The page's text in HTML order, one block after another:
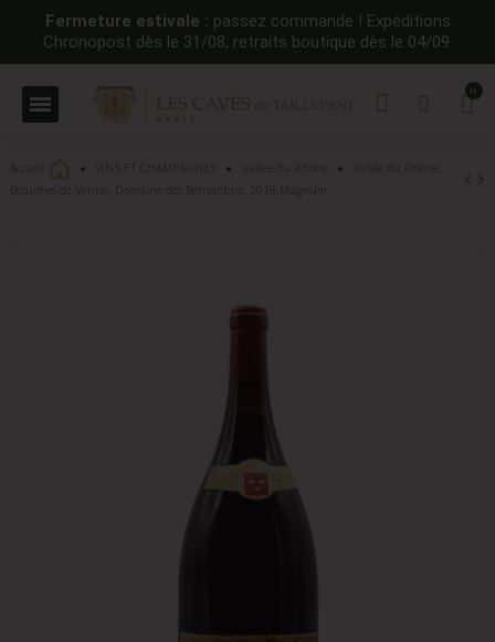
Fermeture estivale : passez commande ! Expéditions
Chronopost dès le 31/08, retraits boutique dès le 04/09.